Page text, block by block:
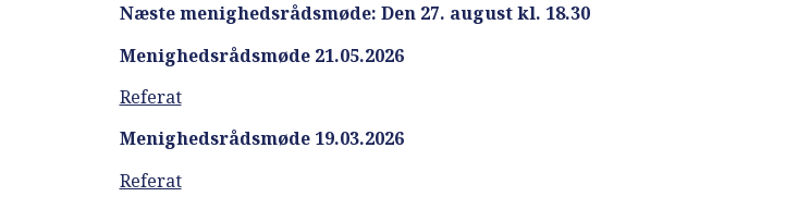
Næste menighedsrådsmøde: Den 27. august kl. 18.30
Menighedsrådsmøde 21.05.2026
Referat
Menighedsrådsmøde 19.03.2026
Referat